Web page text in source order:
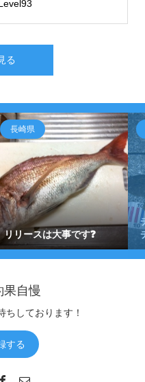
る
長崎県
リリースは大事です❓
自慢
ちしております！
する